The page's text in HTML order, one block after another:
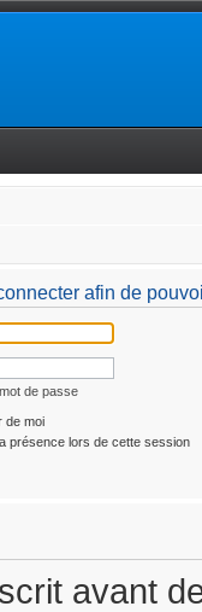
afin de
de passe
de moi
présence lors de cette session
avant